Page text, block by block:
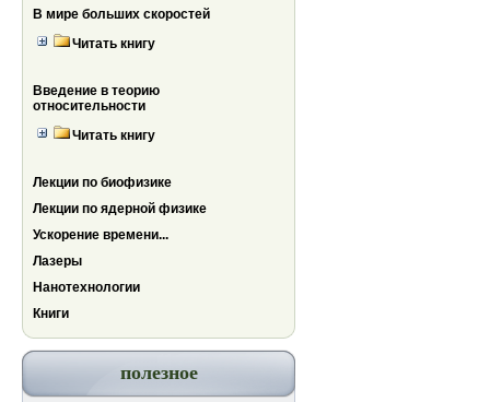
В мире больших скоростей
Читать книгу
Введение в теорию
относительности
Читать книгу
Лекции по биофизике
Лекции по ядерной физике
Ускорение времени...
Лазеры
Нанотехнологии
Книги
полезное